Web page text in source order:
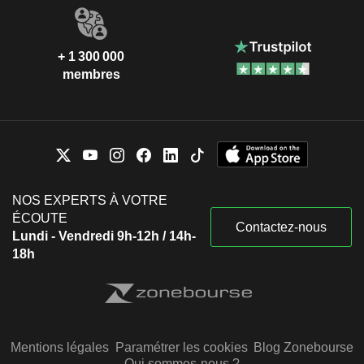
+ 1 300 000
membres
NOS EXPERTS À VOTRE
ÉCOUTE
Lundi - Vendredi 9h-12h / 14h-
18h
Contactez-nous
Mentions légales Paramétrer les cookies Blog Zonebourse